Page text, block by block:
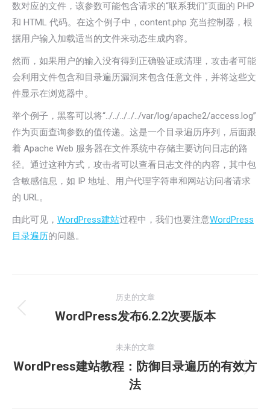
数对应的文件，该参数可能包含请求的“联系我们”页面的 PHP
和 HTML 代码。在这个例子中，content.php 充当控制器，根
据用户输入加载适当的文件来动态生成内容。
然而，如果用户的输入没有得到正确验证或清理，攻击者可能
会利用文件包含和目录遍历漏洞来包含任意文件，并将这些文
件显示在浏览器中。
举个例子，黑客可以将“../../../../../var/log/apache2/access.log”
作为页面查询参数的值传递。这是一个目录遍历序列，后面跟
着 Apache Web 服务器在文件系统中存储主要访问日志的路
径。通过这种方式，攻击者可以查看日志文件的内容，其中包
含敏感信息，如 IP 地址、用户代理字符串和网站访问者请求
的 URL。
由此可见， WordPress建站过程中，我们也要注意WordPress
目录遍历的问题。
章
航
历史的文章
历
的
文
章：
WordPress发布6.2.2次要版本
未来的文章
未
来
的
WordPress建站教程：防御目录遍历的有效方
法